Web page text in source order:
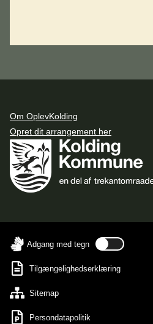
Om OplevKolding
Opret dit arrangement her
Adgang med tegn
Tilgængelighedserklæring
Sitemap
Persondatapolitik